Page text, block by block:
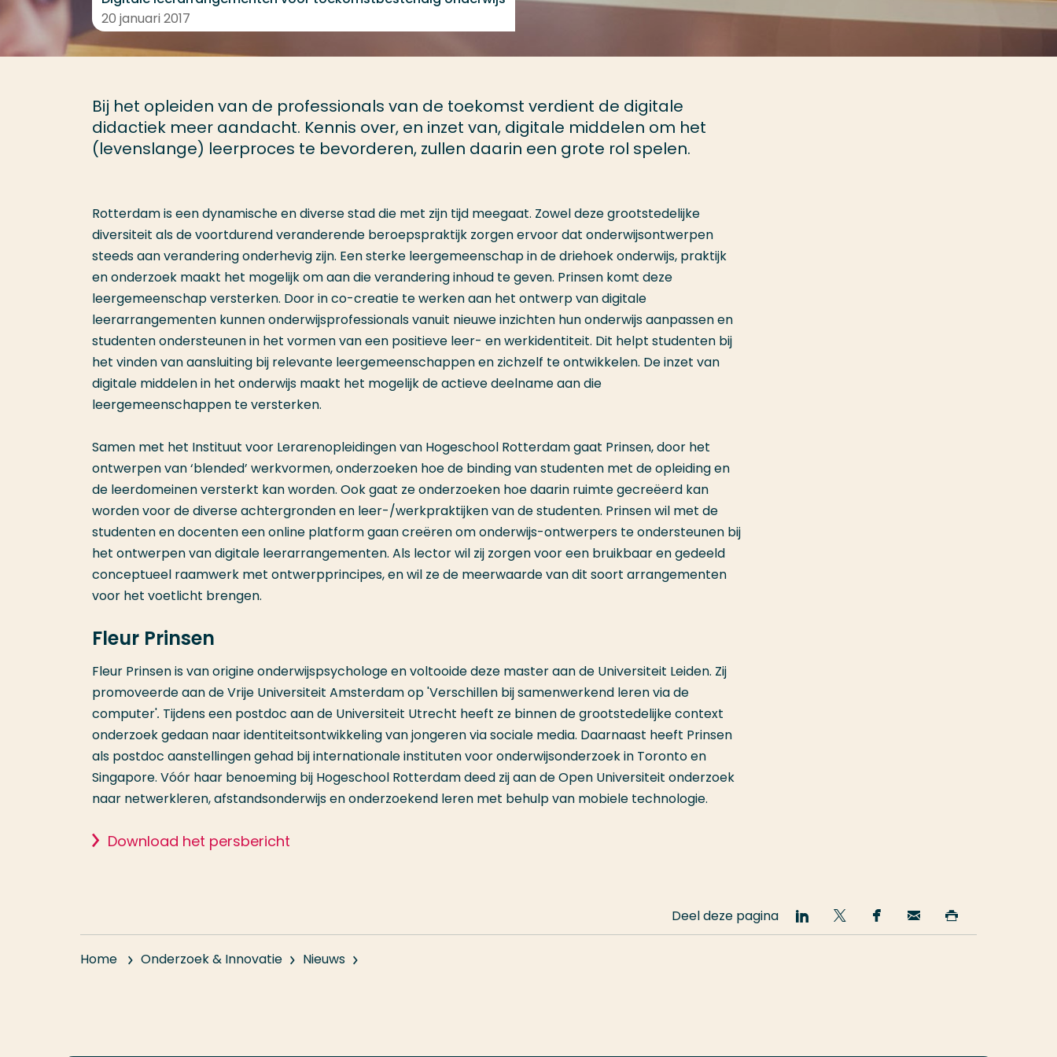
20 januari 2017
Bij het opleiden van de professionals van de toekomst verdient de digitale
didactiek meer aandacht. Kennis over, en inzet van, digitale middelen om het
(levenslange) leerproces te bevorderen, zullen daarin een grote rol spelen.
Rotterdam is een dynamische en diverse stad die met zijn tijd meegaat. Zowel deze grootstedelijke
diversiteit als de voortdurend veranderende beroepspraktijk zorgen ervoor dat onderwijsontwerpen
steeds aan verandering onderhevig zijn. Een sterke leergemeenschap in de driehoek onderwijs, praktijk
en onderzoek maakt het mogelijk om aan die verandering inhoud te geven. Prinsen komt deze
leergemeenschap versterken. Door in co-creatie te werken aan het ontwerp van digitale
leerarrangementen kunnen onderwijsprofessionals vanuit nieuwe inzichten hun onderwijs aanpassen en
studenten ondersteunen in het vormen van een positieve leer- en werkidentiteit. Dit helpt studenten bij
het vinden van aansluiting bij relevante leergemeenschappen en zichzelf te ontwikkelen. De inzet van
digitale middelen in het onderwijs maakt het mogelijk de actieve deelname aan die
leergemeenschappen te versterken.
Samen met het Instituut voor Lerarenopleidingen van Hogeschool Rotterdam gaat Prinsen, door het
ontwerpen van ‘blended’ werkvormen, onderzoeken hoe de binding van studenten met de opleiding en
de leerdomeinen versterkt kan worden. Ook gaat ze onderzoeken hoe daarin ruimte gecreëerd kan
worden voor de diverse achtergronden en leer-/werkpraktijken van de studenten. Prinsen wil met de
studenten en docenten een online platform gaan creëren om onderwijs-ontwerpers te ondersteunen bij
het ontwerpen van digitale leerarrangementen. Als lector wil zij zorgen voor een bruikbaar en gedeeld
conceptueel raamwerk met ontwerpprincipes, en wil ze de meerwaarde van dit soort arrangementen
voor het voetlicht brengen.
Fleur Prinsen
Fleur Prinsen is van origine onderwijspsychologe en voltooide deze master aan de Universiteit Leiden. Zij
promoveerde aan de Vrije Universiteit Amsterdam op 'Verschillen bij samenwerkend leren via de
computer'. Tijdens een postdoc aan de Universiteit Utrecht heeft ze binnen de grootstedelijke context
onderzoek gedaan naar identiteitsontwikkeling van jongeren via sociale media. Daarnaast heeft Prinsen
als postdoc aanstellingen gehad bij internationale instituten voor onderwijsonderzoek in Toronto en
Singapore. Vóór haar benoeming bij Hogeschool Rotterdam deed zij aan de Open Universiteit onderzoek
naar netwerkleren, afstandsonderwijs en onderzoekend leren met behulp van mobiele technologie.
Download het persbericht
Home Onderzoek & Innovatie Nieuws
Deel deze pagina
Deel
op
Deel
op
Deel
op
Email
deze deze